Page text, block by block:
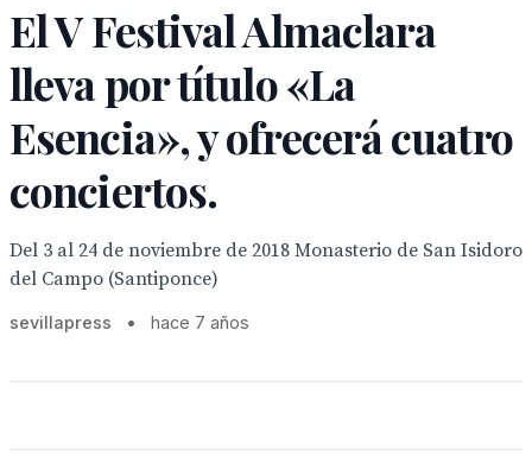
El V Festival Almaclara
lleva por título «La
Esencia», y ofrecerá cuatro
conciertos.
Del 3 al 24 de noviembre de 2018 Monasterio de San Isidoro
del Campo (Santiponce)
sevillapress • hace 7 años